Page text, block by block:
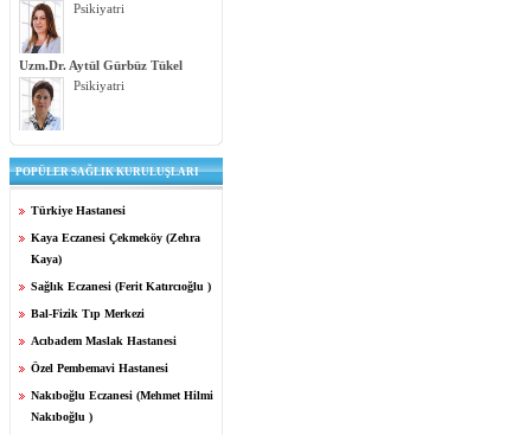
Psikiyatri
Uzm.Dr. Aytül Gürbüz Tükel
Psikiyatri
POPÜLER SAĞLIK KURULUŞLARI
Türkiye Hastanesi
Kaya Eczanesi Çekmeköy (Zehra
Kaya)
Sağlık Eczanesi (Ferit Katırcıoğlu )
Bal-Fizik Tıp Merkezi
Acıbadem Maslak Hastanesi
Özel Pembemavi Hastanesi
Nakıboğlu Eczanesi (Mehmet Hilmi
Nakıboğlu )